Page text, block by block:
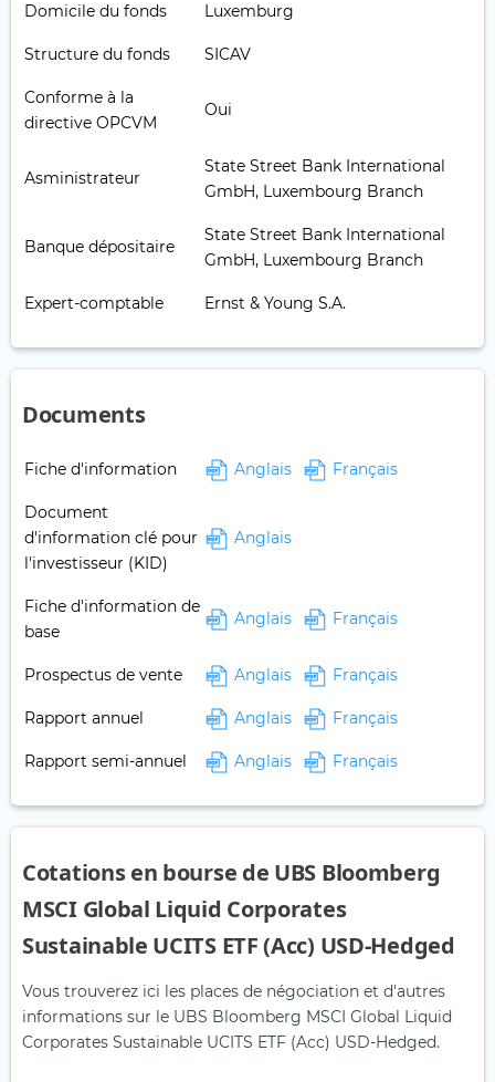
Domicile du fonds Luxemburg
Structure du fonds SICAV
Conforme à la
directive OPCVM
Oui
Asministrateur
State Street Bank International
GmbH, Luxembourg Branch
Banque dépositaire
State Street Bank International
GmbH, Luxembourg Branch
Expert-comptable Ernst & Young S.A.
Documents
Fiche d'information Anglais Français
Document
d'information clé pour
l'investisseur (KID)
Anglais
Fiche d'information de
base
Anglais Français
Prospectus de vente Anglais Français
Rapport annuel Anglais Français
Rapport semi-annuel Anglais Français
Cotations en bourse de UBS Bloomberg
MSCI Global Liquid Corporates
Sustainable UCITS ETF (Acc) USD-Hedged
Vous trouverez ici les places de négociation et d'autres
informations sur le UBS Bloomberg MSCI Global Liquid
Corporates Sustainable UCITS ETF (Acc) USD-Hedged.